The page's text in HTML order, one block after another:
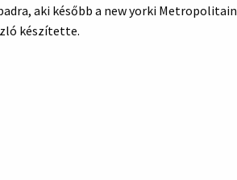
aki később a new yorki Metropolitain
készítette.